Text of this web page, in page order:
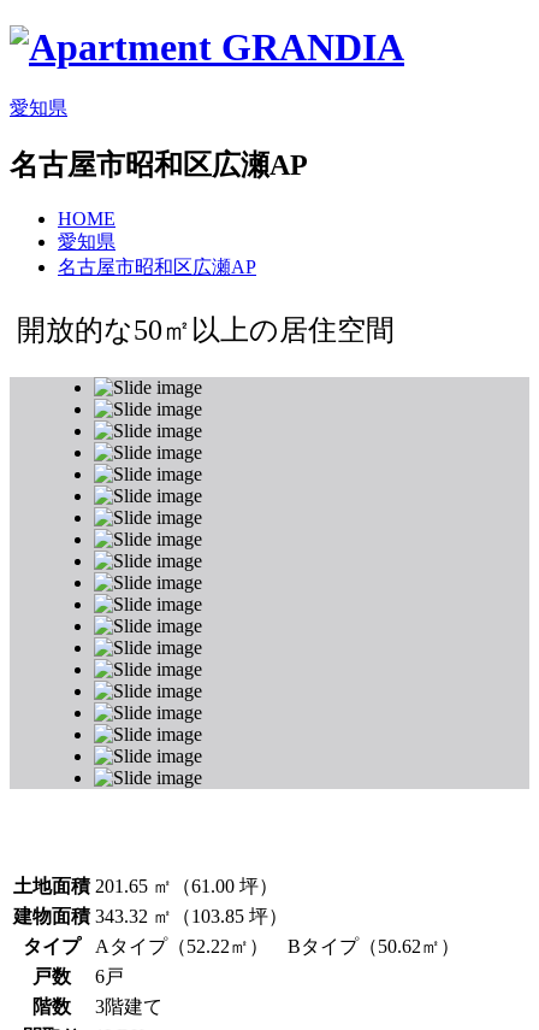
愛知県
名古屋市昭和区広瀬AP
HOME
愛知県
名古屋市昭和区広瀬AP
開放的な50㎡以上の居住空間
土地面積 201.65 ㎡（61.00 坪）
建物面積 343.32 ㎡（103.85 坪）
タイプ
Aタイプ（52.22㎡） Bタイプ（50.62㎡）
戸数
6戸
階数
3階建て